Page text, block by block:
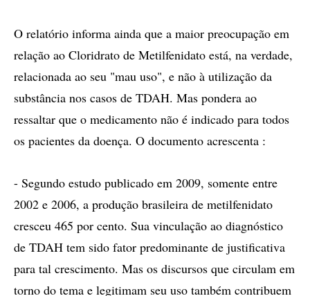
O relatório informa ainda que a maior preocupação em
relação ao Cloridrato de Metilfenidato está, na verdade,
relacionada ao seu "mau uso", e não à utilização da
substância nos casos de TDAH. Mas pondera ao
ressaltar que o medicamento não é indicado para todos
os pacientes da doença. O documento acrescenta :
- Segundo estudo publicado em 2009, somente entre
2002 e 2006, a produção brasileira de metilfenidato
cresceu 465 por cento. Sua vinculação ao diagnóstico
de TDAH tem sido fator predominante de justificativa
para tal crescimento. Mas os discursos que circulam em
torno do tema e legitimam seu uso também contribuem